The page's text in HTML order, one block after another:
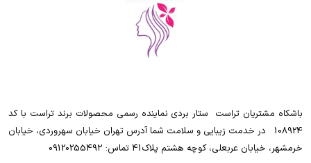
باشکاه مشتریان تراست ‌ ‌ستار بردی نماینده رسمی محصولات برند تراست با کد
108924 ‌ ‌ در خدمت زیبایی و سلامت شما آدرس تهران خیابان سهروردی، خیابان
خرمشهر، خیابان عربعلی، کوچه هشتم پلاک41 تماس: 0912025549۲